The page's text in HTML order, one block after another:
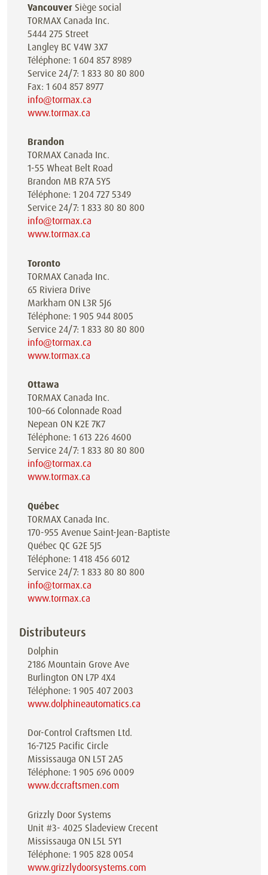
Vancouver Siège social
TORMAX Canada Inc.
5444 275 Street
Langley BC V4W 3X7
Téléphone: 1 604 857 8989
Service 24/7: 1 833 80 80 800
Fax: 1 604 857 8977
info@tormax.ca
www.tormax.ca
Brandon
TORMAX Canada Inc.
1-55 Wheat Belt Road
Brandon MB R7A 5Y5
Téléphone: 1 204 727 5349
Service 24/7: 1 833 80 80 800
info@tormax.ca
www.tormax.ca
Toronto
TORMAX Canada Inc.
65 Riviera Drive
Markham ON L3R 5J6
Téléphone: 1 905 944 8005
Service 24/7: 1 833 80 80 800
info@tormax.ca
www.tormax.ca
Ottawa
TORMAX Canada Inc.
100–66 Colonnade Road
Nepean ON K2E 7K7
Téléphone: 1 613 226 4600
Service 24/7: 1 833 80 80 800
info@tormax.ca
www.tormax.ca
Québec
TORMAX Canada Inc.
170-955 Avenue Saint-Jean-Baptiste
Québec QC G2E 5J5
Téléphone: 1 418 456 6012
Service 24/7: 1 833 80 80 800
info@tormax.ca
www.tormax.ca
Distributeurs
Dolphin
2186 Mountain Grove Ave
Burlington ON L7P 4X4
Téléphone: 1 905 407 2003
www.dolphineautomatics.ca
Dor-Control Craftsmen Ltd.
16-7125 Pacific Circle
Mississauga ON L5T 2A5
Téléphone: 1 905 696 0009
www.dccraftsmen.com
Grizzly Door Systems
Unit #3- 4025 Sladeview Crecent
Mississauga ON L5L 5Y1
Téléphone: 1 905 828 0054
www.grizzlydoorsystems.com